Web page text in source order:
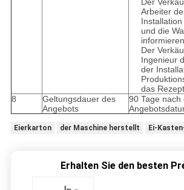
Arbeiter
und die
informieren.
Der
Ingenieur
der
das
8
Geltungsdauer des
Angebots
90 Tage nach
Eierkarton der Maschine herstellt Ei-
Erhalten Sie den besten